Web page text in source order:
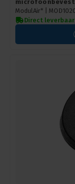
ModulAir* |
Direct leverbaar